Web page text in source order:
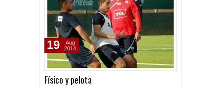
Físico y pelota
19
Aug
2014